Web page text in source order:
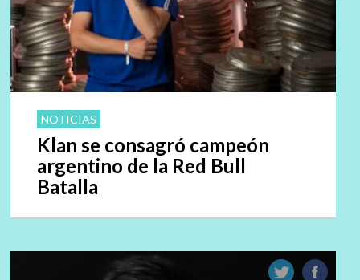
NOTICIAS
Klan se consagró campeón
argentino de la Red Bull
Batalla